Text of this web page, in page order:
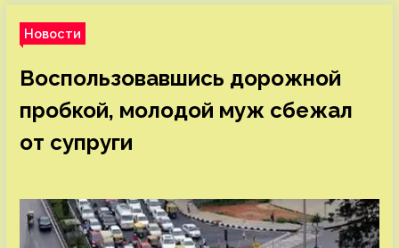
Новости
Воспользовавшись дорожной
пробкой, молодой муж сбежал
от супруги